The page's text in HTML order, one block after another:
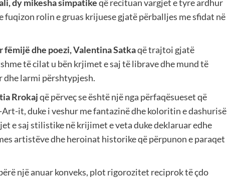
dy mikesha simpatikeqë recituan vargjet e tyre ardhur
rolin e gruas krijuese gjatë përballjes me sfidat në
dhe poezi, Valentina Satkaqë trajtoi gjatë
të cilat u bën krjimet e saj të librave dhe mund të
dhe larmi përshtypjesh.
Rrokajqë përveç se është një nga përfaqësueset që
it, duke i veshur me fantazinë dhe koloritin e dashurisë
e saj stilistike në krijimet e veta duke deklaruar edhe
artistëve dhe heroinat historike që përpunon e paraqet
një anuar konveks, plot rigorozitet reciprok të çdo